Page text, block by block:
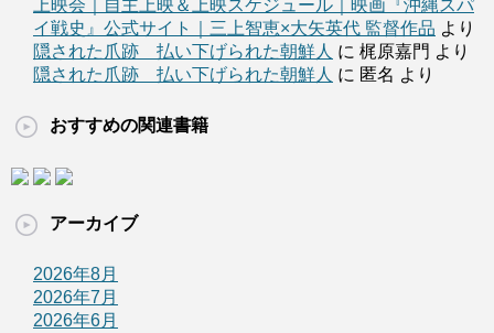
上映会｜自主上映＆上映スケジュール｜映画『沖縄スパ
イ戦史』公式サイト｜三上智恵×大矢英代 監督作品 より
隠された爪跡 払い下げられた朝鮮人 に 梶原嘉門 より
隠された爪跡 払い下げられた朝鮮人 に 匿名 より
おすすめの関連書籍
アーカイブ
2026年8月
2026年7月
2026年6月